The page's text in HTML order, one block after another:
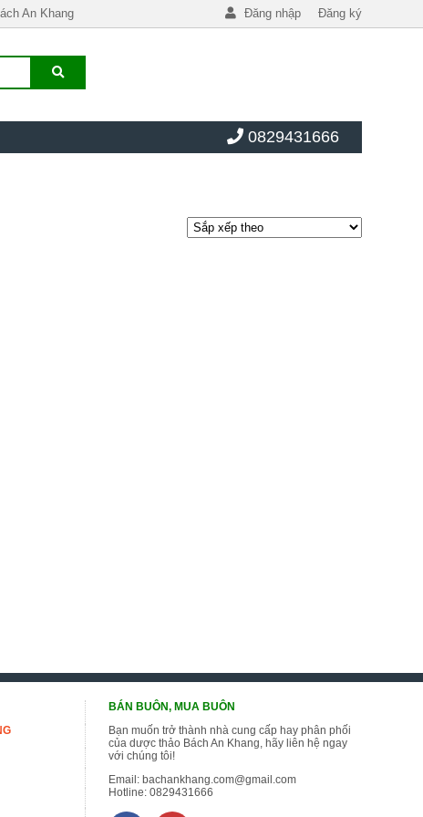
An Khang Đăng nhập Đăng ký
0829431666
BÁN BUÔN, MUA BUÔN
Bạn muốn trở thành nhà cung cấp hay phân phối
của dược thảo Bách An Khang, hãy liên hệ ngay
với chúng tôi!
Email:bachankhang.com@gmail.com
Hotline:0829431666